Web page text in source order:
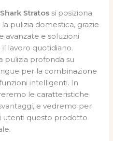
Stratos si posiziona
pulizia domestica, grazie
avanzate e soluzioni
lavoro quotidiano.
pulizia profonda su
per la combinazione
intelligenti. In
le caratteristiche
e vedremo per
utenti questo prodotto